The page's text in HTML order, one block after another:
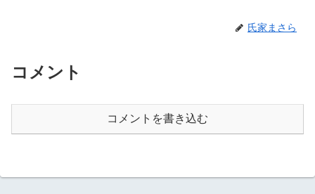
氏家まさら
コメント
コメントを書き込む